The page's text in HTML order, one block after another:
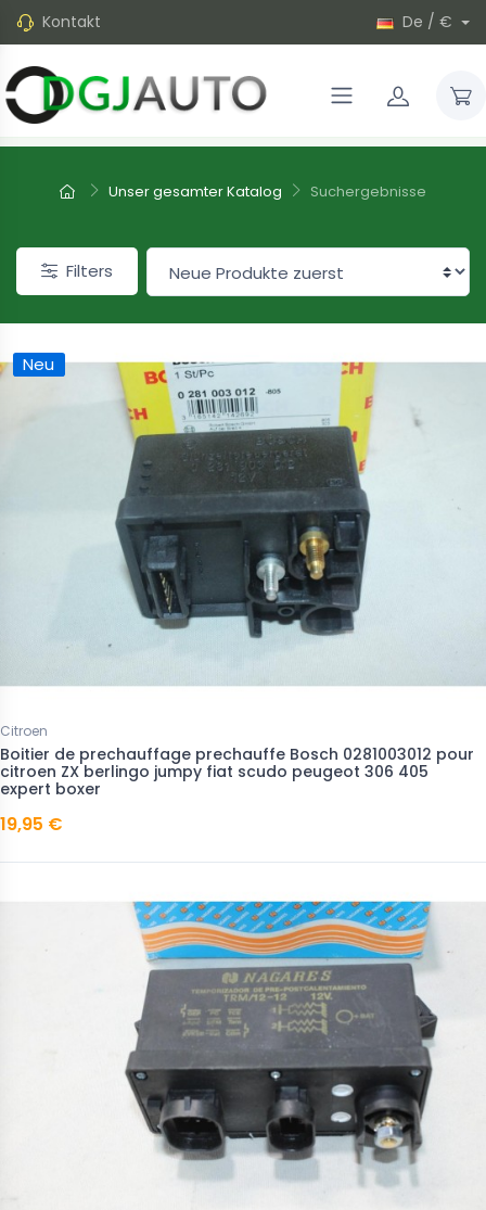
Kontakt De / €
Unser gesamter Katalog Suchergebnisse
Filters
Neu
Citroen
Boitier de prechauffage prechauffe Bosch 0281003012 pour
citroen ZX berlingo jumpy fiat scudo peugeot 306 405
expert boxer
19,95 €